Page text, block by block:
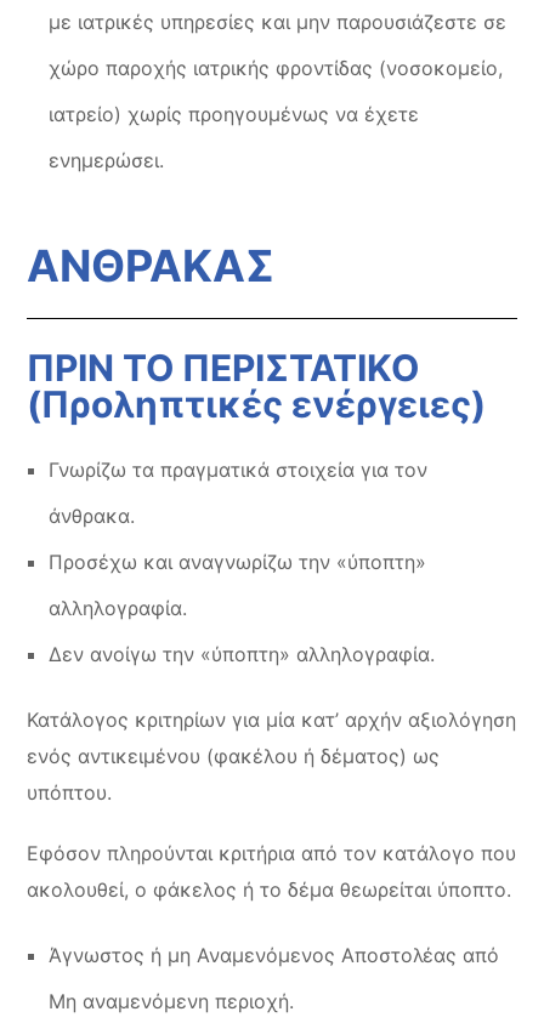
με ιατρικές υπηρεσίες και μην παρουσιάζεστε σε
χώρο παροχής ιατρικής φροντίδας (νοσοκομείο,
ιατρείο) χωρίς προηγουμένως να έχετε
ενημερώσει.
ΑΝΘΡΑΚΑΣ
ΠΡΙΝ ΤΟ ΠΕΡΙΣΤΑΤΙΚΟ
(Προληπτικές ενέργειες)
Γνωρίζω τα πραγματικά στοιχεία για τον
άνθρακα.
Προσέχω και αναγνωρίζω την «ύποπτη»
αλληλογραφία.
Δεν ανοίγω την «ύποπτη» αλληλογραφία.
Κατάλογος κριτηρίων για μία κατ’ αρχήν αξιολόγηση
ενός αντικειμένου (φακέλου ή δέματος) ως
υπόπτου.
Εφόσον πληρούνται κριτήρια από τον κατάλογο που
ακολουθεί, ο φάκελος ή το δέμα θεωρείται ύποπτο.
Άγνωστος ή μη Αναμενόμενος Αποστολέας από
Μη αναμενόμενη περιοχή.